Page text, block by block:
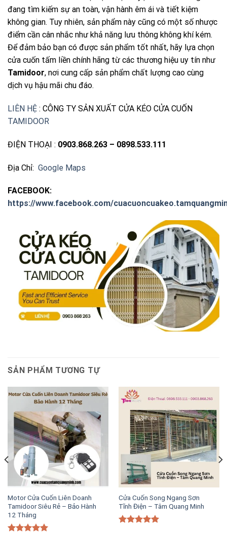
đang tìm kiếm sự an toàn, vận hành êm ái và tiết kiệm
không gian. Tuy nhiên, sản phẩm này cũng có một số nhược
điểm cần cân nhắc như khả năng lưu thông không khí kém.
Để đảm bảo bạn có được sản phẩm tốt nhất, hãy lựa chọn
cửa cuốn tấm liền chính hãng từ các thương hiệu uy tín như
Tamidoor, nơi cung cấp sản phẩm chất lượng cao cùng
dịch vụ hậu mãi chu đáo.
LIÊN HỆ : CÔNG TY SẢN XUẤT CỬA KÉO CỬA CUỐN
TAMIDOOR
ĐIỆN THOẠI : 0903.868.263 – 0898.533.111
Địa Chỉ: Google Maps
FACEBOOK:
https://www.facebook.com/
SẢN PHẨM TƯƠNG TỰ
Motor Cửa Cuốn Liên Doanh
Tamidoor Siêu Rẻ – Bảo Hành
12 Tháng
Cửa Cuốn Song Ngang Sơn
Tĩnh Điện – Tâm Quang Minh